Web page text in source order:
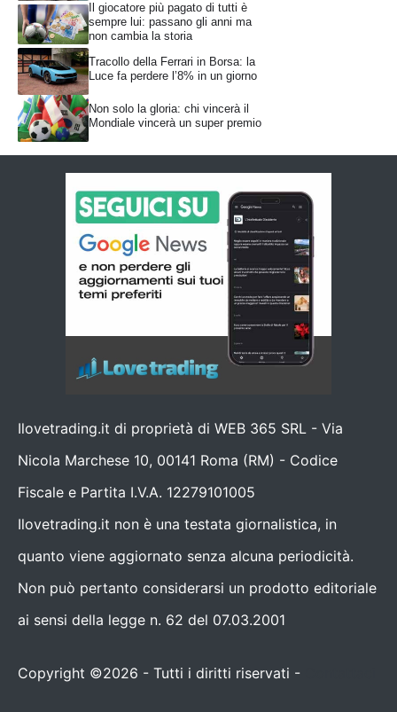
Il giocatore più pagato di tutti è
sempre lui: passano gli anni ma
non cambia la storia
Tracollo della Ferrari in Borsa: la
Luce fa perdere l’8% in un giorno
Non solo la gloria: chi vincerà il
Mondiale vincerà un super premio
Ilovetrading.it di proprietà di WEB 365 SRL - Via
Nicola Marchese 10, 00141 Roma (RM) - Codice
Fiscale e Partita I.V.A. 12279101005
Ilovetrading.it non è una testata giornalistica, in
quanto viene aggiornato senza alcuna periodicità.
Non può pertanto considerarsi un prodotto editoriale
ai sensi della legge n. 62 del 07.03.2001
Copyright ©2026 - Tutti i diritti riservati -